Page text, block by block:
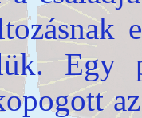
Egy